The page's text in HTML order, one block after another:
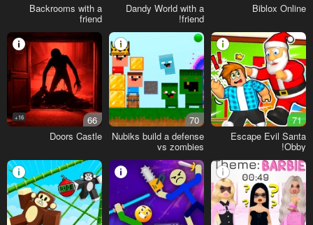
Biblox Online
Dandy World with a
friend!
Backrooms with a
friend
71
Escape Evil Santa
Obby!
70
Nubiks build a defense
vs zombies
66
16+
Doors Castle